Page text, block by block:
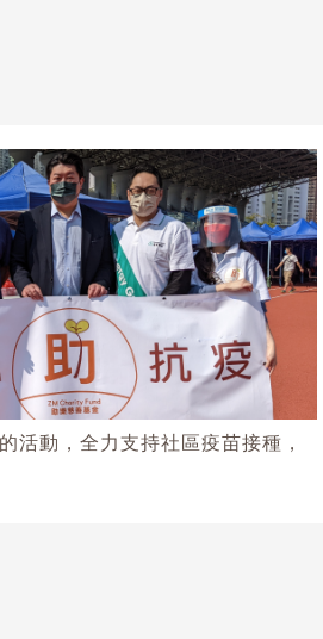
活動，全力支持社區疫苗接種，